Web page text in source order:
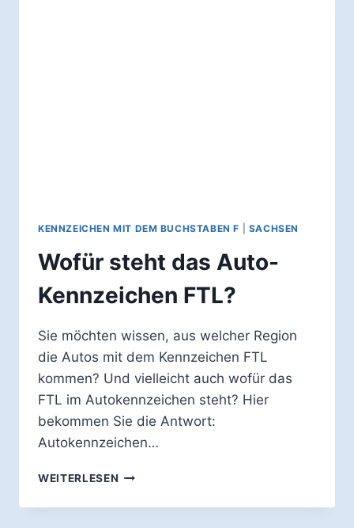
KENNZEICHEN MIT DEM BUCHSTABEN F SACHSEN
Wofür steht das Auto-
Kennzeichen FTL?
Sie möchten wissen, aus welcher Region
die Autos mit dem Kennzeichen FTL
kommen? Und vielleicht auch wofür das
FTL im Autokennzeichen steht? Hier
bekommen Sie die Antwort:
Autokennzeichen…
WEITERLESEN WOFÜR
DAS